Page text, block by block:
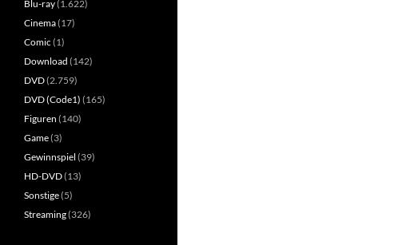
Blu-ray(1.622)
Cinema(17)
Comic (1)
Download (142)
DVD(2.759)
DVD (Code1) (165)
Figuren (140)
Game(3)
Gewinnspiel (39)
HD-DVD(13)
Sonstige(5)
Streaming(326)